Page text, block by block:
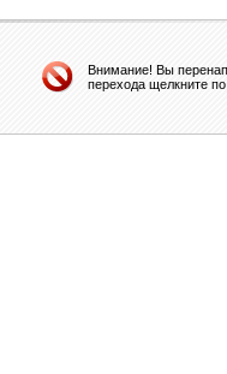
Внимание! Вы
перехода щелкните